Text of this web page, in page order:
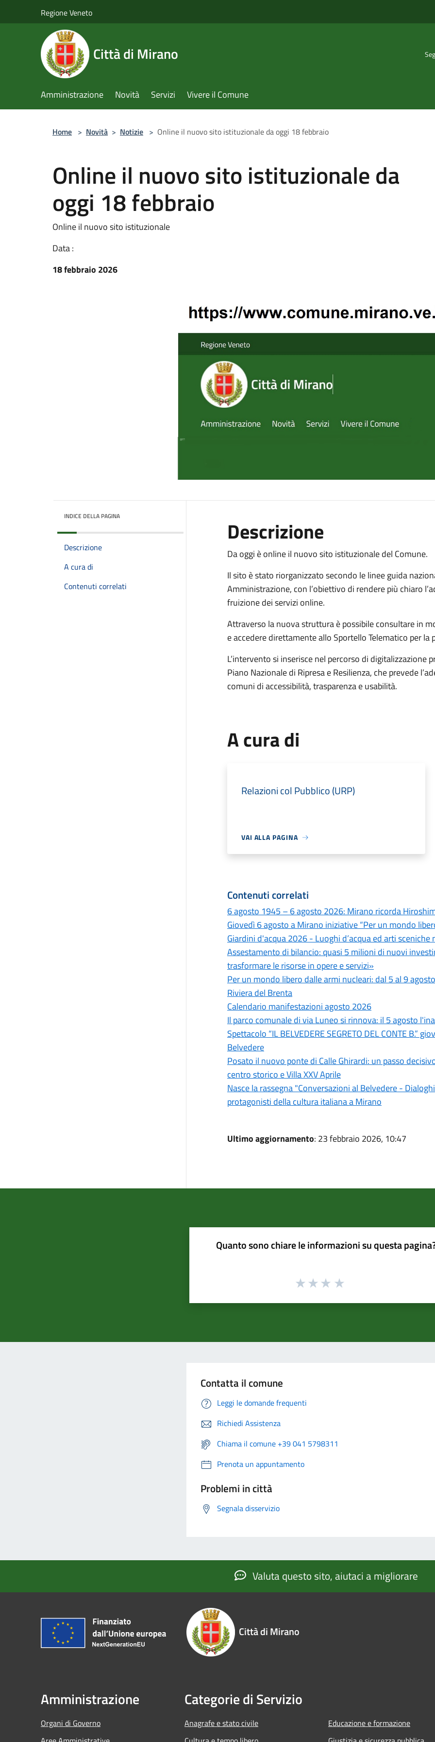
Regione Veneto
Città di Mirano
Amministrazione Novità Servizi Vivere il Comune
Home > Novità > Notizie > Online il nuovo sito istituzionale da oggi 18 febbraio
Online il nuovo sito istituzionale da
oggi 18 febbraio
Online il nuovo sito istituzionale
Data :
18 febbraio 2026
INDICE DELLA PAGINA
Descrizione
A cura di
Contenuti correlati
Descrizione
Da oggi è online il nuovo sito istituzionale del Comune.
Il sito è stato riorganizzato secondo le linee guida
Amministrazione, con l’obiettivo di rendere più chiaro
fruizione dei servizi online.
Attraverso la nuova struttura è possibile consultare in
e accedere direttamente allo Sportello Telematico per
L’intervento si inserisce nel percorso di digitalizzazione
Piano Nazionale di Ripresa e Resilienza, che prevede
comuni di accessibilità, trasparenza e usabilità.
A cura di
Relazioni col Pubblico (URP)
VAI ALLA PAGINA
Contenuti correlati
6 agosto 1945 – 6 agosto 2026: Mirano ricorda
Giovedì 6 agosto a Mirano iniziative “Per un mondo
Giardini d'acqua 2026 - Luoghi d’acqua ed arti sceniche
Assestamento di bilancio: quasi 5 milioni di nuovi
trasformare le risorse in opere e servizi»
Per un mondo libero dalle armi nucleari: dal 5 al 9
Riviera del Brenta
Calendario manifestazioni agosto 2026
Il parco comunale di via Luneo si rinnova: il 5 agosto
Spettacolo “IL BELVEDERE SEGRETO DEL CONTE B.”
Belvedere
Posato il nuovo ponte di Calle Ghirardi: un passo
centro storico e Villa XXV Aprile
Nasce la rassegna "Conversazioni al Belvedere -
protagonisti della cultura italiana a Mirano
Ultimo aggiornamento: 23 febbraio 2026, 10:47
Quanto sono chiare le informazioni su questa
Contatta il comune
Leggi le domande frequenti
Richiedi Assistenza
Chiama il comune +39 041 5798311
Prenota un appuntamento
Problemi in città
Segnala disservizio
Valuta questo sito, aiutaci a migliorare
Città di Mirano
Amministrazione
Organi di Governo
Categorie di Servizio
Anagrafe e stato civile
Educazione e formazione